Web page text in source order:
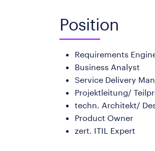
Position
Requirements
Business Analyst
Service Delivery
Projektleitung/
techn. Architekt/
Product Owner
zert. ITIL Expert